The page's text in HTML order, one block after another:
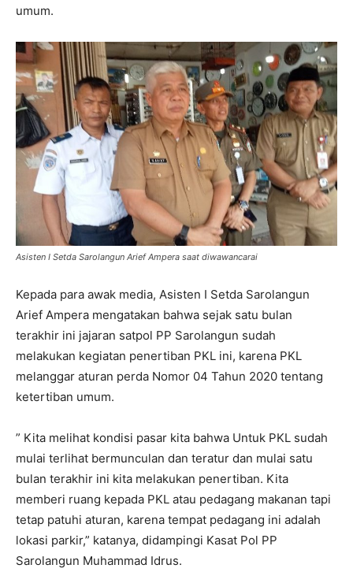
umum.
Asisten I Setda Sarolangun Arief Ampera saat diwawancarai
Kepada para awak media, Asisten I Setda Sarolangun
Arief Ampera mengatakan bahwa sejak satu bulan
terakhir ini jajaran satpol PP Sarolangun sudah
melakukan kegiatan penertiban PKL ini, karena PKL
melanggar aturan perda Nomor 04 Tahun 2020 tentang
ketertiban umum.
” Kita melihat kondisi pasar kita bahwa Untuk PKL sudah
mulai terlihat bermunculan dan teratur dan mulai satu
bulan terakhir ini kita melakukan penertiban. Kita
memberi ruang kepada PKL atau pedagang makanan tapi
tetap patuhi aturan, karena tempat pedagang ini adalah
lokasi parkir,” katanya, didampingi Kasat Pol PP
Sarolangun Muhammad Idrus.